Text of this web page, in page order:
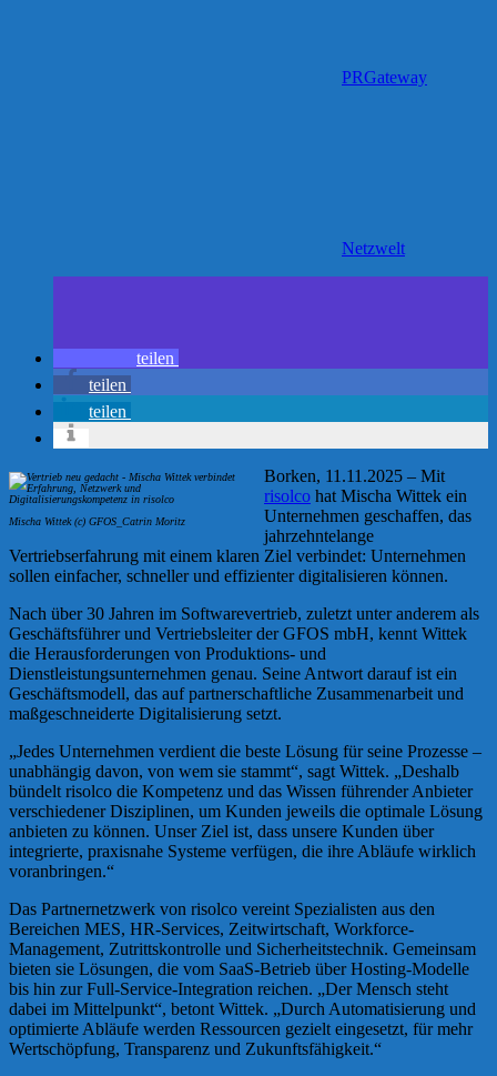
PRGateway
Netzwelt
teilen
teilen
teilen
Mischa Wittek (c) GFOS_Catrin Moritz
Borken, 11.11.2025 – Mit
risolco hat Mischa Wittek ein
Unternehmen geschaffen, das
jahrzehntelange
Vertriebserfahrung mit einem klaren Ziel verbindet: Unternehmen
sollen einfacher, schneller und effizienter digitalisieren können.
Nach über 30 Jahren im Softwarevertrieb, zuletzt unter anderem als
Geschäftsführer und Vertriebsleiter der GFOS mbH, kennt Wittek
die Herausforderungen von Produktions- und
Dienstleistungsunternehmen genau. Seine Antwort darauf ist ein
Geschäftsmodell, das auf partnerschaftliche Zusammenarbeit und
maßgeschneiderte Digitalisierung setzt.
„Jedes Unternehmen verdient die beste Lösung für seine Prozesse –
unabhängig davon, von wem sie stammt“, sagt Wittek. „Deshalb
bündelt risolco die Kompetenz und das Wissen führender Anbieter
verschiedener Disziplinen, um Kunden jeweils die optimale Lösung
anbieten zu können. Unser Ziel ist, dass unsere Kunden über
integrierte, praxisnahe Systeme verfügen, die ihre Abläufe wirklich
voranbringen.“
Das Partnernetzwerk von risolco vereint Spezialisten aus den
Bereichen MES, HR-Services, Zeitwirtschaft, Workforce-
Management, Zutrittskontrolle und Sicherheitstechnik. Gemeinsam
bieten sie Lösungen, die vom SaaS-Betrieb über Hosting-Modelle
bis hin zur Full-Service-Integration reichen. „Der Mensch steht
dabei im Mittelpunkt“, betont Wittek. „Durch Automatisierung und
optimierte Abläufe werden Ressourcen gezielt eingesetzt, für mehr
Wertschöpfung, Transparenz und Zukunftsfähigkeit.“